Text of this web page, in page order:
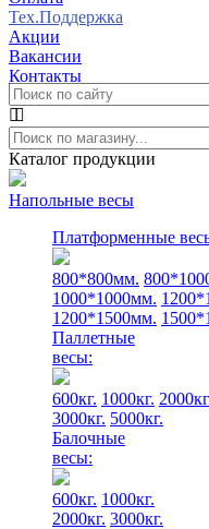
Тех.Поддержка
Акции
Вакансии
Контакты
Каталог продукции
Напольные весы
Платформенные
800*800мм.
1000*1000мм.
1200*1500мм.
Паллетные
весы:
600кг. 1000кг.
3000кг. 5000кг.
Балочные
весы:
600кг. 1000кг.
2000кг. 3000кг.